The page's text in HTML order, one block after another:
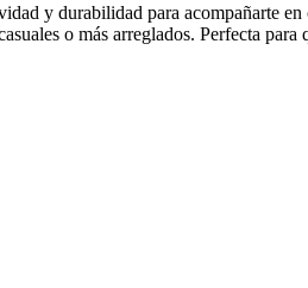
y durabilidad para acompañarte
o más arreglados. Perfecta